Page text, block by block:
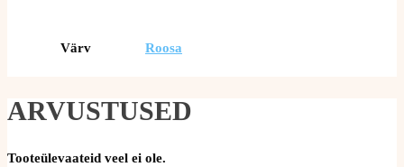
Värv Roosa
ARVUSTUSED
Tooteülevaateid veel ei ole.